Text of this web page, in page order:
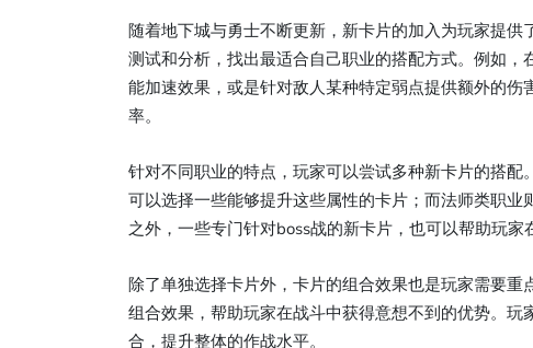
随着地下城与勇士不断更新，新卡片的加入为玩家提
测试和分析，找出最适合自己职业的搭配方式。例如
能加速效果，或是针对敌人某种特定弱点提供额外的
率。
针对不同职业的特点，玩家可以尝试多种新卡片的搭
可以选择一些能够提升这些属性的卡片；而法师类职
之外，一些专门针对boss战的新卡片，也可以帮助玩家
除了单独选择卡片外，卡片的组合效果也是玩家需要
组合效果，帮助玩家在战斗中获得意想不到的优势。
合，提升整体的作战水平。